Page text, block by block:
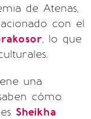
de Atenas,
con el
, lo que
una
cómo
Sheikha